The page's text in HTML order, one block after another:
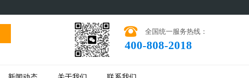
全国统一服务热线：
400-808-2018